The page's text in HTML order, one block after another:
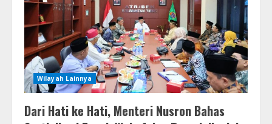
Wilayah Lainnya
Dari Hati ke Hati, Menteri Nusron Bahas